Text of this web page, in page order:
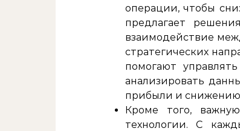
операции, чтобы
предлагает
взаимодействие
стратегических
помогают
анализировать
прибыли и снижению
Кроме того,
технологии. С